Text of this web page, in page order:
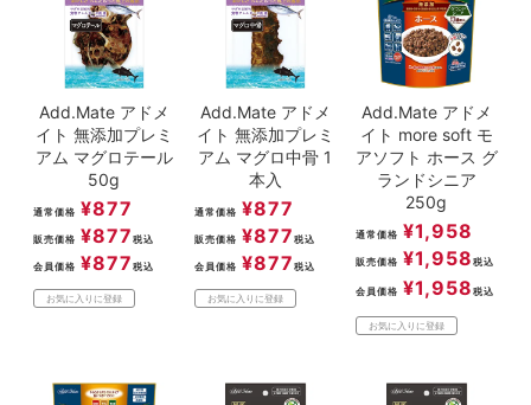
Add.Mate アドメ
イト 無添加プレミ
アム マグロテール
50g
通常価格 ¥877
販売価格 ¥877 税込
会員価格 ¥877 税込
お気に入りに登録
Add.Mate アドメ
イト 無添加プレミ
アム マグロ中骨 1
本入
通常価格 ¥877
販売価格 ¥877 税込
会員価格 ¥877 税込
お気に入りに登録
Add.Mate アドメ
イト more soft モ
アソフト ホース グ
ランドシニア
250g
通常価格 ¥1,958
販売価格 ¥1,958 税込
会員価格 ¥1,958 税込
お気に入りに登録